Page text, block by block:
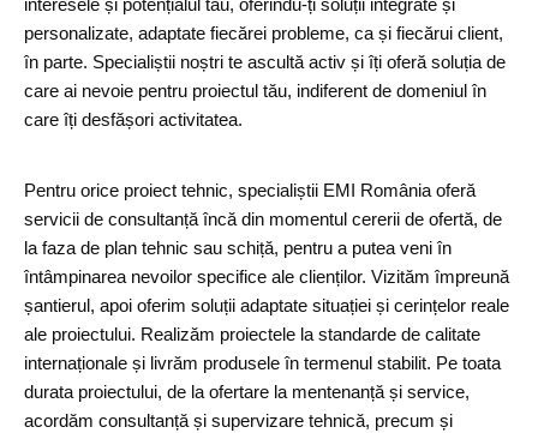
interesele și potențialul tău, oferindu-ți soluții integrate și
personalizate, adaptate fiecărei probleme, ca și fiecărui client,
în parte. Specialiștii noștri te ascultă activ și îți oferă soluția de
care ai nevoie pentru proiectul tău, indiferent de domeniul în
care îți desfășori activitatea.
Pentru orice proiect tehnic, specialiștii EMI România oferă
servicii de consultanță încă din momentul cererii de ofertă, de
la faza de plan tehnic sau schiță, pentru a putea veni în
întâmpinarea nevoilor specifice ale clienților. Vizităm împreună
șantierul, apoi oferim soluții adaptate situației și cerințelor reale
ale proiectului. Realizăm proiectele la standarde de calitate
internaționale și livrăm produsele în termenul stabilit. Pe toata
durata proiectului, de la ofertare la mentenanță și service,
acordăm consultanță și supervizare tehnică, precum și